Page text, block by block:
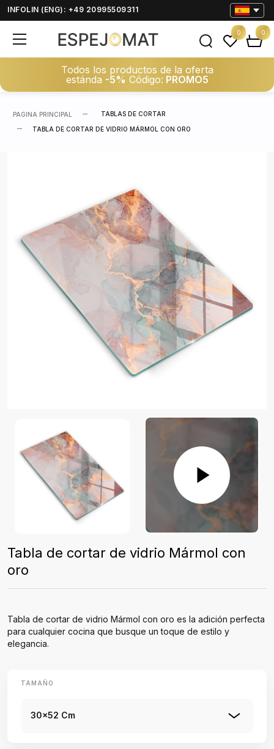
INFOLIN (ENG): +49 20995509311
Todos los productos de la oferta
estánda -5% Código: PROMO5
0 0
PAGINA PRINCIPAL TABLAS DE CORTAR
TABLA DE CORTAR DE VIDRIO MÁRMOL CON ORO
Tabla de cortar de vidrio Mármol con
oro
Tabla de cortar de vidrio Mármol con oro es la adición perfecta
para cualquier cocina que busque un toque de estilo y
elegancia.
TAMAÑO
30x52 Cm